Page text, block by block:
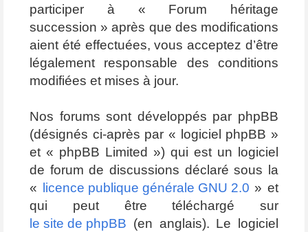
participer à « Forum héritage
succession » après que des modifications
aient été effectuées, vous acceptez d’être
légalement responsable des conditions
modifiées et mises à jour.
Nos forums sont développés par phpBB
(désignés ci-après par « logiciel phpBB »
et « phpBB Limited ») qui est un logiciel
de forum de discussions déclaré sous la
«
licence publique générale GNU 2.0 » et
qui peut être téléchargé sur
le site de phpBB (en anglais). Le logiciel